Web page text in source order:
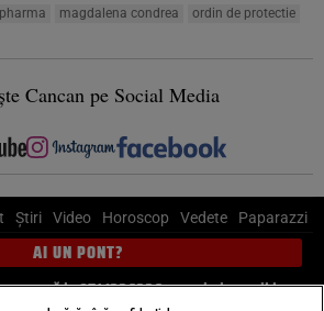
magdalena condrea ordin de protectie
Cancan pe Social Media
Știri Video Horoscop Vedete Paparazzi
AI UN PONT?
, sună la 0741226226 sau trimite mail la